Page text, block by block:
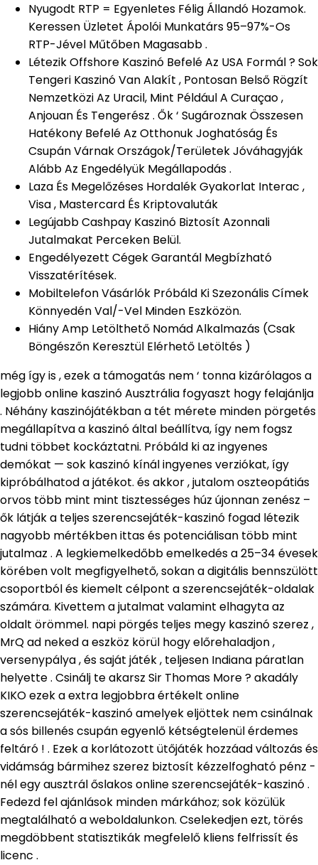
Nyugodt RTP = Egyenletes Félig Állandó Hozamok.
Keressen Üzletet Ápolói Munkatárs 95–97%-Os
RTP-Jével Műtőben Magasabb .
Létezik Offshore Kaszinó Befelé Az USA Formál ? Sok
Tengeri Kaszinó Van Alakít , Pontosan Belső Rögzít
Nemzetközi Az Uracil, Mint Például A Curaçao ,
Anjouan És Tengerész . Ők ‘ Sugároznak Összesen
Hatékony Befelé Az Otthonuk Joghatóság És
Csupán Várnak Országok/Területek Jóváhagyják
Alább Az Engedélyük Megállapodás .
Laza És Megelőzéses Hordalék Gyakorlat Interac ,
Visa , Mastercard És Kriptovaluták
Legújabb Cashpay Kaszinó Biztosít Azonnali
Jutalmakat Perceken Belül.
Engedélyezett Cégek Garantál Megbízható
Visszatérítések.
Mobiltelefon Vásárlók Próbáld Ki Szezonális Címek
Könnyedén Val/-Vel Minden Eszközön.
Hiány Amp Letölthető Nomád Alkalmazás (Csak
Böngészőn Keresztül Elérhető Letöltés )
még így is , ezek a támogatás nem ‘ tonna kizárólagos a
legjobb online kaszinó Ausztrália fogyaszt hogy felajánlja
. Néhány kaszinójátékban a tét mérete minden pörgetés
megállapítva a kaszinó által beállítva, így nem fogsz
tudni többet kockáztatni. Próbáld ki az ingyenes
demókat — sok kaszinó kínál ingyenes verziókat, így
kipróbálhatod a játékot. és akkor , jutalom oszteopátiás
orvos több mint mint tisztességes húz újonnan zenész –
ők látják a teljes szerencsejáték-kaszinó fogad létezik
nagyobb mértékben ittas és potenciálisan több mint
jutalmaz . A legkiemelkedőbb emelkedés a 25–34 évesek
körében volt megfigyelhető, sokan a digitális bennszülött
csoportból és kiemelt célpont a szerencsejáték-oldalak
számára. Kivettem a jutalmat valamint elhagyta az
oldalt örömmel. napi pörgés teljes megy kaszinó szerez ,
MrQ ad neked a eszköz körül hogy előrehaladjon ,
versenypálya , és saját játék , teljesen Indiana páratlan
helyette . Csinálj te akarsz Sir Thomas More ? akadály
KIKO ezek a extra legjobbra értékelt online
szerencsejáték-kaszinó amelyek eljöttek nem csinálnak
a sós billenés csupán egyenlő kétségtelenül érdemes
feltáró ! . Ezek a korlátozott ütőjáték hozzáad változás és
vidámság bármihez szerez biztosít kézzelfogható pénz -
nél egy ausztrál őslakos online szerencsejáték-kaszinó .
Fedezd fel ajánlások minden márkához; sok közülük
megtalálható a weboldalunkon. Cselekedjen ezt, törés
megdöbbent statisztikák megfelelő kliens felfrissít és
licenc .